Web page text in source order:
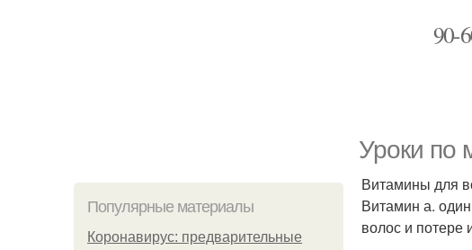
Уроки по
Популярные материалы
Коронавирус: предварительные
Витамины для
Витамин а.
волос и потере